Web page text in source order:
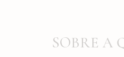
SOBRE A